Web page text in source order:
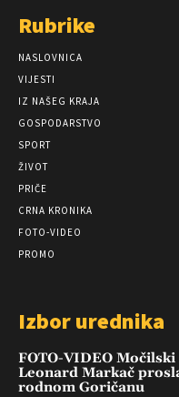
Rubrike
NASLOVNICA
VIJESTI
IZ NAŠEG KRAJA
GOSPODARSTVO
SPORT
ŽIVOT
PRIČE
CRNA KRONIKA
FOTO-VIDEO
PROMO
Izbor urednika
FOTO-VIDEO
Leonard Markač
rodnom Goričanu